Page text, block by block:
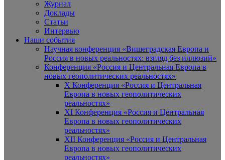
Журнал
Доклады
Статьи
Интервью
Наши события
Научная конференция «Вишеградская Европа и
Россия в новых реальностях: взгляд без иллюзий»
Конференция «Россия и Центральная Европа в
новых геополитических реальностях»
X Конференция «Россия и Центральная
Европа в новых геополитических
реальностях»
XI Конференция «Россия и Центральная
Европа в новых геополитических
реальностях»
XII Конференция «Россия и Центральная
Европа в новых геополитических
реальностях»